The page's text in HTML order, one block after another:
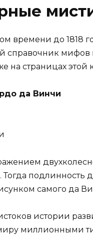
времени до 1818
справочник
на страницах этой
да Винчи
Тогда
самого да
истории
миллионными